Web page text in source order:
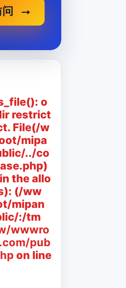
o
restrict
File(/w
mipa
../co
the allo
(/ww
mipan
:/tm
wwwro
pub
on line